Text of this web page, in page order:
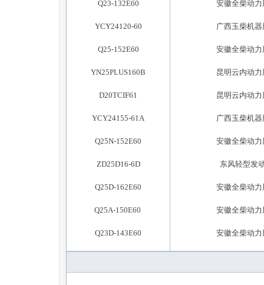
Q23-132E60
YCY24120-60
Q25-152E60
YN25PLUS160B
D20TCIF61
YCY24155-61A
Q25N-152E60
ZD25D16-6D
Q25D-162E60
Q25A-150E60
Q23D-143E60
安徽全柴动
广西玉柴机
安徽全柴动
昆明云内动
昆明云内动
广西玉柴机
安徽全柴动
东风轻型发
安徽全柴动
安徽全柴动
安徽全柴动